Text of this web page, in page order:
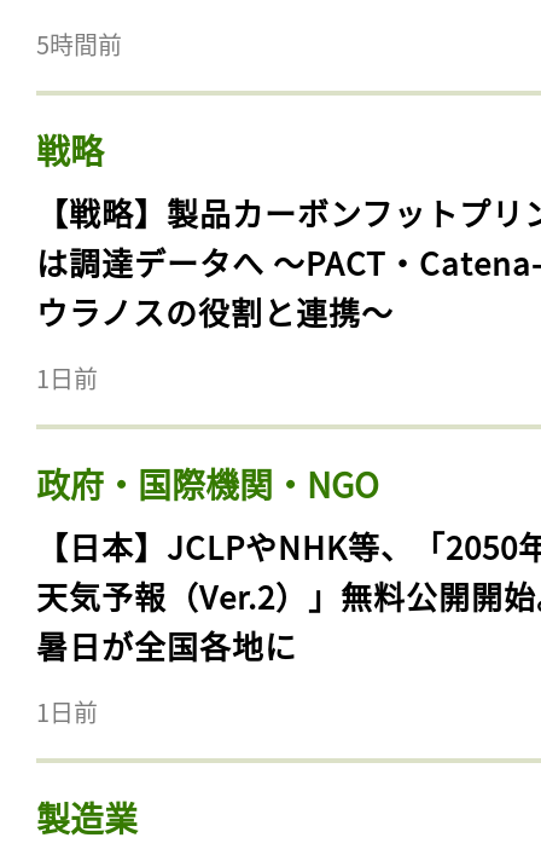
5時間前
戦略
【戦略】製品カーボンフットプリ
は調達データへ 〜PACT・
ウラノスの役割と連携〜
1日前
政府・国際機関・NGO
【日本】JCLPやNHK等、「2050
天気予報（Ver.2）」無料公開開
暑日が全国各地に
1日前
製造業